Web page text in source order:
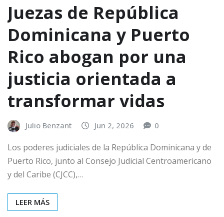
Juezas de República
Dominicana y Puerto
Rico abogan por una
justicia orientada a
transformar vidas
Julio Benzant Jun 2, 2026 0
Los poderes judiciales de la República Dominicana y de
Puerto Rico, junto al Consejo Judicial Centroamericano
y del Caribe (CJCC),…
LEER MÁS